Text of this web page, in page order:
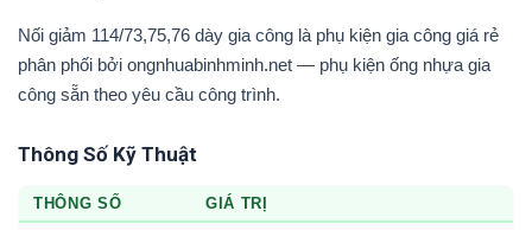
Nối giảm 114/73,75,76 dày gia công là phụ kiện gia công giá rẻ
phân phối bởi ongnhuabinhminh.net — phụ kiện ống nhựa gia
công sẵn theo yêu cầu công trình.
Thông Số Kỹ Thuật
THÔNG SỐ GIÁ TRỊ